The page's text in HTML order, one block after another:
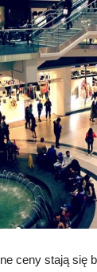
ceny stają się